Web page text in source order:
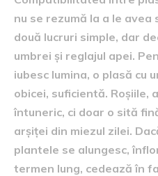
nu se rezumă la a le avea
două lucruri simple, dar
umbrei și reglajul apei.
iubesc lumina, o plasă cu
obicei, suficientă. Roșiile,
întuneric, ci doar o sită
arșiței din miezul zilei.
plantele se alungesc,
termen lung, cedează în